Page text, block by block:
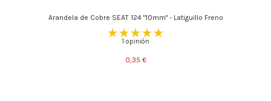
Arandela de Cobre SEAT 124 "10mm" - Latiguillo Freno
1 opinión
0,35 €